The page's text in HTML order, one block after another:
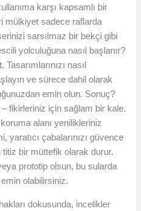
karşı kapsamlı bir
mülkiyet sadece raflarda
sarsılmaz bir bekçi gibi
yolculuğuna nasıl başlanır?
nasıl
ve sürece dahil olarak
emin olun. Sonuç?
fikirleriniz için sağlam bir kale.
alanı yenilikleriniz
çabalarınızı güvence
bir müttefik olarak durur.
prototip olsun, bu sularda
olabilirsiniz.
dokusunda, incelikler